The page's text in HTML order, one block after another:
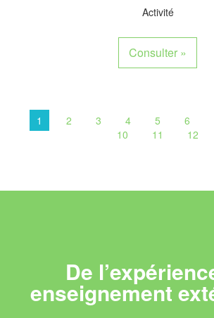
Activité
Consulter »
1 2 3 4 5 6
10
11 12
De
enseignement